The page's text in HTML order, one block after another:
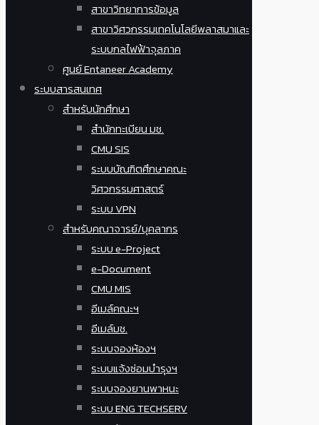
สาขาวิทยาการข้อมูล
สาขาวิศวกรรมเทคโนโลยีพลาสมาและ
ระบบกลไฟฟ้าจุลภาค
ศูนย์ Entaneer Academy
ระบบสารสนเทศ
สำหรับนักศึกษา
สำนักทะเบียน มช.
CMU SIS
ระบบบัณฑิตศึกษาคณะ
วิศวกรรมศาสตร์
ระบบ VPN
สำหรับคณาจารย์/บุคลากร
ระบบ e-Project
e-Document
CMU MIS
อีเมล์คณะฯ
อีเมล์มช.
ระบบจองห้องฯ
ระบบแจ้งซ่อมบำรุงฯ
ระบบจองยานพาหนะ
ระบบ ENG TECHSERV